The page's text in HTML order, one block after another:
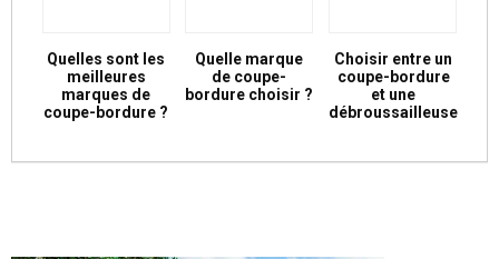
Quelles sont les
meilleures
marques de
coupe-bordure ?
Quelle marque
de coupe-
bordure choisir ?
Choisir entre un
coupe-bordure
et une
débroussailleuse